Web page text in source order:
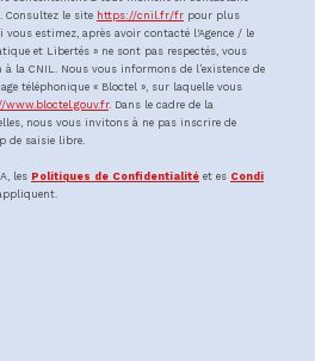
Consultez le site https://cnil.fr/fr pour plus
estimez, après avoir contacté l'Agence / le
et Libertés » ne sont pas respectés, vous
la CNIL. Nous vous informons de l’existence de
téléphonique « Bloctel », sur laquelle vous
www.bloctel.gouv.fr. Dans le cadre de la
nous vous invitons à ne pas inscrire de
de saisie libre.
les Politiques de Confidentialité et es Condi